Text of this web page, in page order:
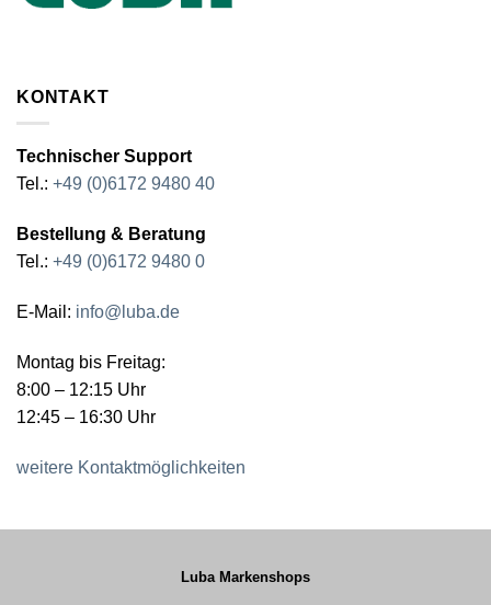
KONTAKT
Technischer Support
Tel.: +49 (0)6172 9480 40
Bestellung & Beratung
Tel.: +49 (0)6172 9480 0
E-Mail: info@luba.de
Montag bis Freitag:
8:00 – 12:15 Uhr
12:45 – 16:30 Uhr
weitere Kontaktmöglichkeiten
Luba Markenshops